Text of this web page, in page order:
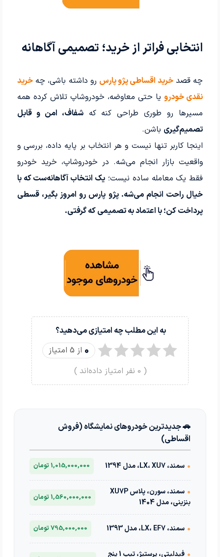
انتخابی فراتر از خرید؛ تصمیمی آگاهانه
چه قصدخرید اقساطی پژو پارس رو داشته باشی، چهخرید
نقدی خودرویا حتی معاوضه، خودروشاپ تلاش کرده همه
مسیرها رو طوری طراحی کنه کهشفاف، امن و قابل
تصمیم‌گیری باشن.
اینجا کاربر تنها نیست و هر انتخاب بر پایه داده، بررسی و
واقعیت بازار انجام می‌شه. در خودروشاپ، خرید خودرو
فقط یک معامله ساده نیست؛ یک انتخاب آگاهانه‌ست که با
خیال راحت انجام می‌شه.پژو پارس رو امروز بگیر، قسطی
پرداخت کن؛ با اعتماد به تصمیمی که گرفتی.
به این مطلب چه امتیازی می‌دهید؟
0 از 5 امتیاز
(
0 نفر امتیاز داده‌اند )
🚗 جدیدترین خودروهای نمایشگاه (فروش
اقساطی)
• سمند، LX، XU7، مدل 1394 1,015,000,000 تومان
•
سمند، سورن، پلاس XU7P
بنزینی، مدل 1404
1,560,000,000 تومان
• سمند، LX، EF7، مدل 1393 795,000,000 تومان
• فیدلیتی، پرستیژ، تیپ 1 پنج